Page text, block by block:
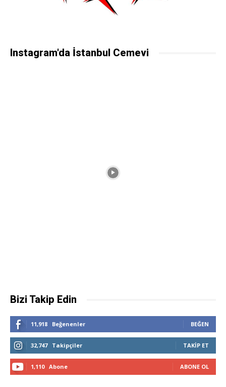
Instagram'da İstanbul Cemevi
Bizi Takip Edin
11,918 Beğenenler BEĞEN
32,747 Takipçiler TAKIP ET
1,110 Abone ABONE OL